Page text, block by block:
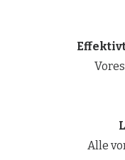
Alle